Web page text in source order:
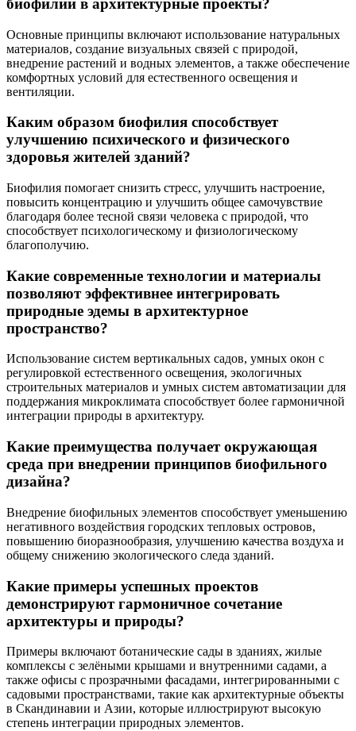
биофилии в архитектурные проекты?
Основные принципы включают использование натуральных
материалов, создание визуальных связей с природой,
внедрение растений и водных элементов, а также обеспечение
комфортных условий для естественного освещения и
вентиляции.
Каким образом биофилия способствует
улучшению психического и физического
здоровья жителей зданий?
Биофилия помогает снизить стресс, улучшить настроение,
повысить концентрацию и улучшить общее самочувствие
благодаря более тесной связи человека с природой, что
способствует психологическому и физиологическому
благополучию.
Какие современные технологии и материалы
позволяют эффективнее интегрировать
природные эдемы в архитектурное
пространство?
Использование систем вертикальных садов, умных окон с
регулировкой естественного освещения, экологичных
строительных материалов и умных систем автоматизации для
поддержания микроклимата способствует более гармоничной
интеграции природы в архитектуру.
Какие преимущества получает окружающая
среда при внедрении принципов биофильного
дизайна?
Внедрение биофильных элементов способствует уменьшению
негативного воздействия городских тепловых островов,
повышению биоразнообразия, улучшению качества воздуха и
общему снижению экологического следа зданий.
Какие примеры успешных проектов
демонстрируют гармоничное сочетание
архитектуры и природы?
Примеры включают ботанические сады в зданиях, жилые
комплексы с зелёными крышами и внутренними садами, а
также офисы с прозрачными фасадами, интегрированными с
садовыми пространствами, такие как архитектурные объекты
в Скандинавии и Азии, которые иллюстрируют высокую
степень интеграции природных элементов.